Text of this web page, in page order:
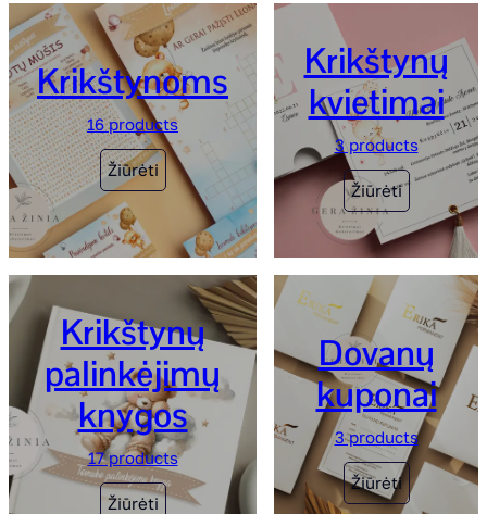
Krikštynoms
16 products
Žiūrėti
Krikštynų
kvietimai
3 products
Žiūrėti
Krikštynų
palinkėjimų
knygos
17 products
Žiūrėti
Dovanų
kuponai
3 products
Žiūrėti